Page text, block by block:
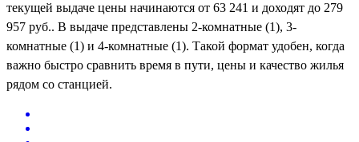
текущей выдаче цены начинаются от 63 241 и доходят до 279
957 руб.. В выдаче представлены 2-комнатные (1), 3-
комнатные (1) и 4-комнатные (1). Такой формат удобен, когда
важно быстро сравнить время в пути, цены и качество жилья
рядом со станцией.